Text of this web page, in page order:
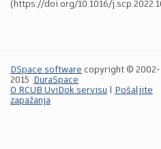
(https://doi.org/10.1016/
DSpace software copyright © 2002-
2015
DuraSpace
O RCUB UviDok servisu
Pošaljite
zapažanja